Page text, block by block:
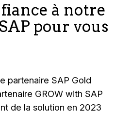
à notre
pour vous
partenaire SAP Gold
GROW with SAP
de la solution en 2023